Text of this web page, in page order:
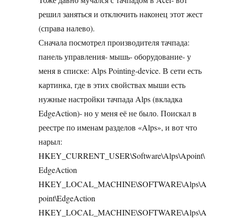
решил заняться и отключить наконец этот жест
(справа налево).
Сначала посмотрел производителя тачпада:
панель управления- мышь- оборудование- у
меня в списке: Alps Pointing-device. В сети есть
картинка, где в этих свойствах мыши есть
нужные настройки тачпада Alps (вкладка
EdgeAction)- но у меня её не было. Поискал в
реестре по именам разделов «Alps», и вот что
нарыл:
HKEY_CURRENT_USER\Software\Alps\Apoint\
EdgeAction
HKEY_LOCAL_MACHINE\SOFTWARE\Alps\A
point\EdgeAction
HKEY_LOCAL_MACHINE\SOFTWARE\Alps\A